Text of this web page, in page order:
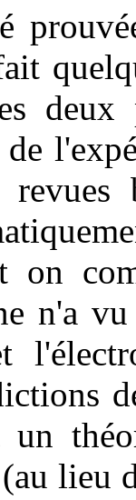
on
n'a
un
lieu